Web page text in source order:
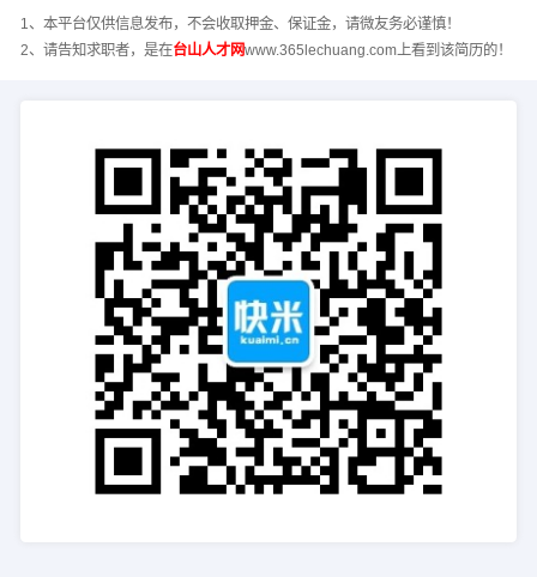
1、本平台仅供信息发布，不会收取押金、保证金，请微友务必谨慎！
2、请告知求职者，是在台山人才网www.365lechuang.com上看到该简历的！